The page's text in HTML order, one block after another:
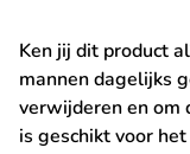
Ken jij dit product
mannen dagelijks
verwijderen en om
is geschikt voor